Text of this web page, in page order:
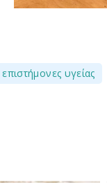
επιστήμονες υγείας